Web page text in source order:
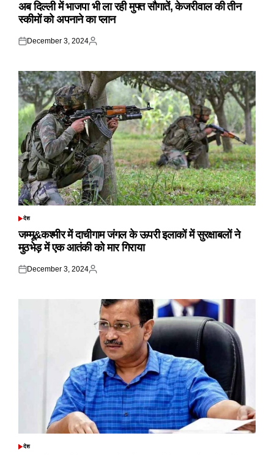
अब दिल्ली में भाजपा भी ला रही मुफ्त सौगातें, केजरीवाल की तीन
स्कीमों को अपनाने का प्लान
Posted
December 3, 2024
Posted
POSTED
देश
जम्मू&कश्मीर में दाचीगाम जंगल के ऊपरी इलाकों में सुरक्षाबलों ने
मुठभेड़ में एक आतंकी को मार गिराया
Posted
December 3, 2024
Posted
POSTED
देश